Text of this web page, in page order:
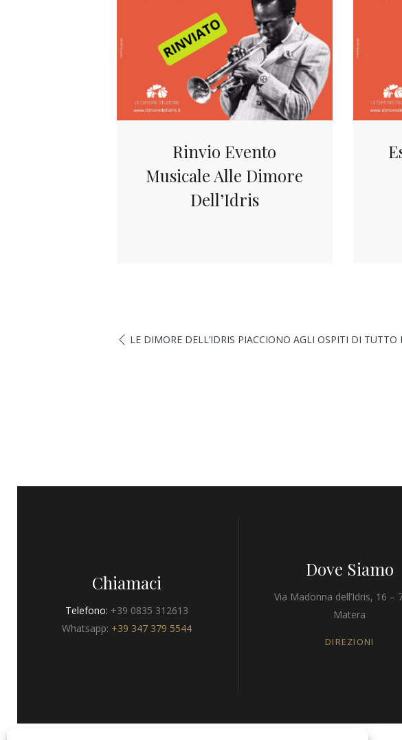
Rinvio Evento
Musicale Alle Dimore
Dell’Idris
LE DIMORE DELL’IDRIS PIACCIONO AGLI OSPITI DI
Chiamaci
Telefono: +39 0835 312613
Whatsapp: +39 347 379 5544
Dove Siamo
Via Madonna dell’Idris, 16 –
Matera
DIREZIONI